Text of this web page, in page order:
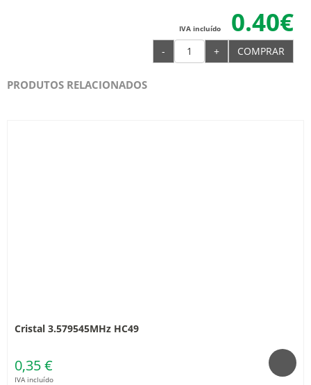
0.40€
IVA incluído
- + COMPRAR
PRODUTOS RELACIONADOS
Cristal 3.579545MHz HC49
0,35 €
IVA incluído